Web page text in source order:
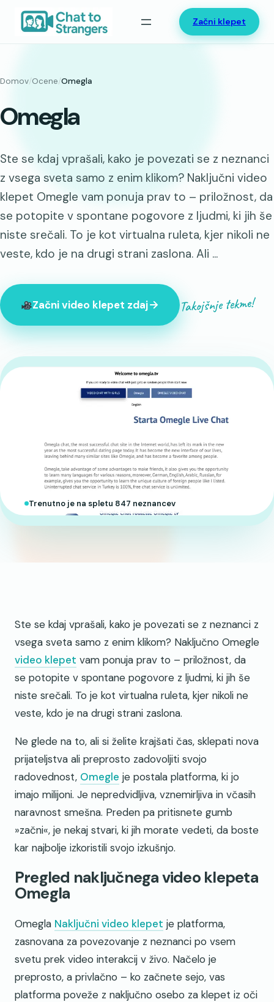
Preskoči
Začni klepet
Domov/Ocene/Omegla
Omegla
Ste se kdaj vprašali, kako je povezati se z neznanci
z vsega sveta samo z enim klikom? Naključni video
klepet Omegle vam ponuja prav to – priložnost, da
se potopite v spontane pogovore z ljudmi, ki jih še
niste srečali. To je kot virtualna ruleta, kjer nikoli ne
veste, kdo je na drugi strani zaslona. Ali ...
Začni video klepet zdaj Takojšnje tekme!
Trenutno je na spletu 847 neznancev
Ste se kdaj vprašali, kako je povezati se z neznanci z
vsega sveta samo z enim klikom? Naključno Omegle
video klepet vam ponuja prav to – priložnost, da
se potopite v spontane pogovore z ljudmi, ki jih še
niste srečali. To je kot virtualna ruleta, kjer nikoli ne
veste, kdo je na drugi strani zaslona.
Ne glede na to, ali si želite krajšati čas, sklepati nova
prijateljstva ali preprosto zadovoljiti svojo
radovednost, Omegle je postala platforma, ki jo
imajo milijoni. Je nepredvidljiva, vznemirljiva in včasih
naravnost smešna. Preden pa pritisnete gumb
»začni«, je nekaj stvari, ki jih morate vedeti, da boste
kar najbolje izkoristili svojo izkušnjo.
Pregled naključnega video klepeta
Omegla
Omegla Naključni video klepet je platforma,
zasnovana za povezovanje z neznanci po vsem
svetu prek video interakcij v živo. Načelo je
preprosto, a privlačno – ko začnete sejo, vas
platforma poveže z naključno osebo za klepet iz oči